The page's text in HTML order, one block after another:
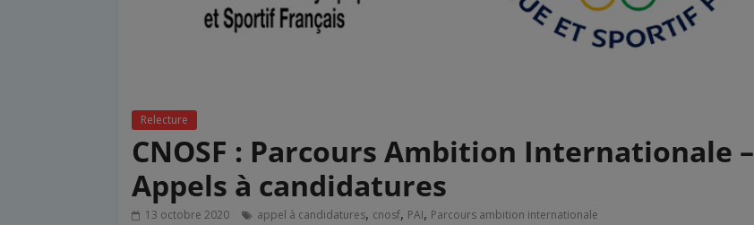
Relecture
CNOSF : Parcours Ambition Internationale –
Appels à candidatures
13 octobre 2020 appel à candidatures, cnosf, PAI, Parcours ambition internationale